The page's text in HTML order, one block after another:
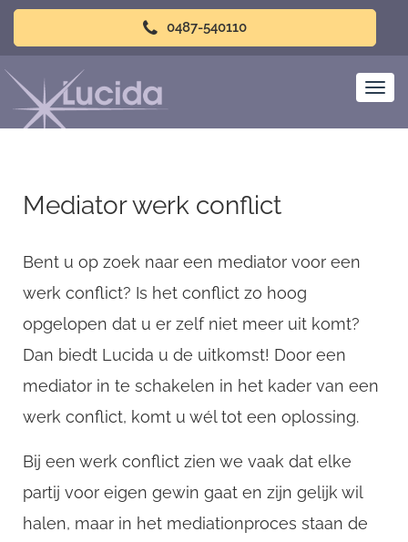
0487-540110
Mediator werk conflict
Bent u op zoek naar een mediator voor een
werk conflict? Is het conflict zo hoog
opgelopen dat u er zelf niet meer uit komt?
Dan biedt Lucida u de uitkomst! Door een
mediator in te schakelen in het kader van een
werk conflict, komt u wél tot een oplossing.
Bij een werk conflict zien we vaak dat elke
partij voor eigen gewin gaat en zijn gelijk wil
halen, maar in het mediationproces staan de